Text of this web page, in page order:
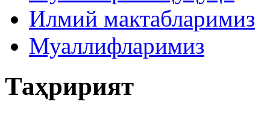
Илмий мактабларимиз
Муаллифларимиз
Таҳририят